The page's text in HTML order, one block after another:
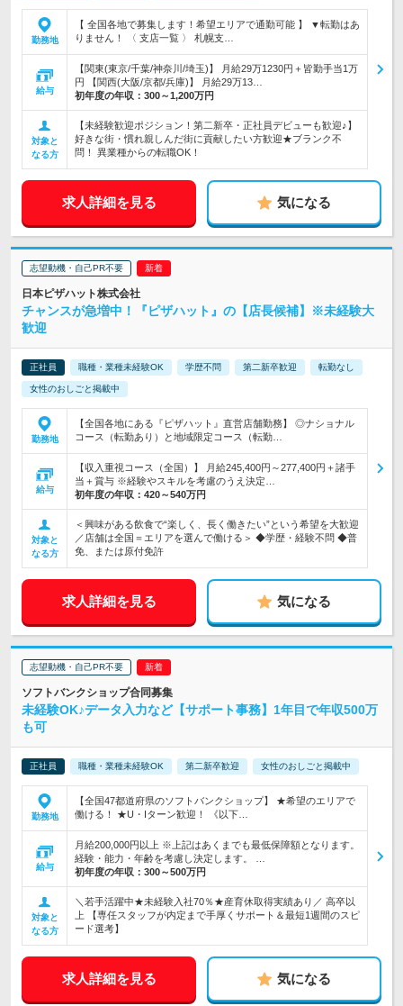
勤務地
【 全国各地で募集します！希望エリアで通勤可能 】 ▼転勤はあ
りません！ 〈 支店一覧 〉 札幌支…
給与
【関東(東京/千葉/神奈川/埼玉)】 月給29万1230円＋皆勤手当1万
円 【関西(大阪/京都/兵庫)】 月給29万13…
初年度の年収： 300～1,200万円
対象と
なる方
【未経験歓迎ポジション！第二新卒・正社員デビューも歓迎♪】
好きな街・慣れ親しんだ街に貢献したい方歓迎★ブランク不
問！ 異業種からの転職OK！
求人詳細を見る 気になる
志望動機・自己PR不要
日本ピザハット株式会社
チャンスが急増中！『ピザハット』の【店長候補】※未経験大
歓迎
正社員 職種・業種未経験OK 学歴不問 第二新卒歓迎 転勤なし
女性のおしごと掲載中
勤務地
【全国各地にある『ピザハット』直営店舗勤務】 ◎ナショナル
コース（転勤あり）と地域限定コース（転勤…
給与
【収入重視コース（全国）】 月給245,400円～277,400円＋諸手
当＋賞与 ※経験やスキルを考慮のうえ決定…
初年度の年収： 420～540万円
対象と
なる方
＜興味がある飲食で“楽しく、長く働きたい”という希望を大歓迎
／店舗は全国＝エリアを選んで働ける＞ ◆学歴・経験不問 ◆普
免、または原付免許
求人詳細を見る 気になる
志望動機・自己PR不要
ソフトバンクショップ合同募集
未経験OK♪データ入力など【サポート事務】1年目で年収500万
も可
正社員 職種・業種未経験OK 第二新卒歓迎 女性のおしごと掲載中
勤務地
【全国47都道府県のソフトバンクショップ】 ★希望のエリアで
働ける！ ★U・Iターン歓迎！ 《以下…
給与
月給200,000円以上 ※上記はあくまでも最低保障額となります。
経験・能力・年齢を考慮し決定します。 …
初年度の年収： 300～500万円
対象と
なる方
＼若手活躍中★未経験入社70％★産育休取得実績あり／ 高卒以
上 【専任スタッフが内定まで手厚くサポート＆最短1週間のスピ
ード選考】
求人詳細を見る 気になる